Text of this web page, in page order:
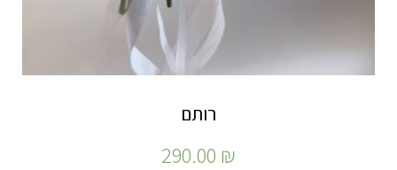
רותם
290.00 ₪